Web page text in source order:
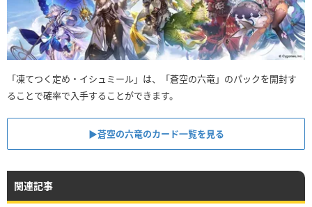
「凍てつく定め・イシュミール」は、「蒼空の六竜」のパックを開封す
ることで確率で入手することができます。
▶︎蒼空の六竜のカード一覧を見る
関連記事